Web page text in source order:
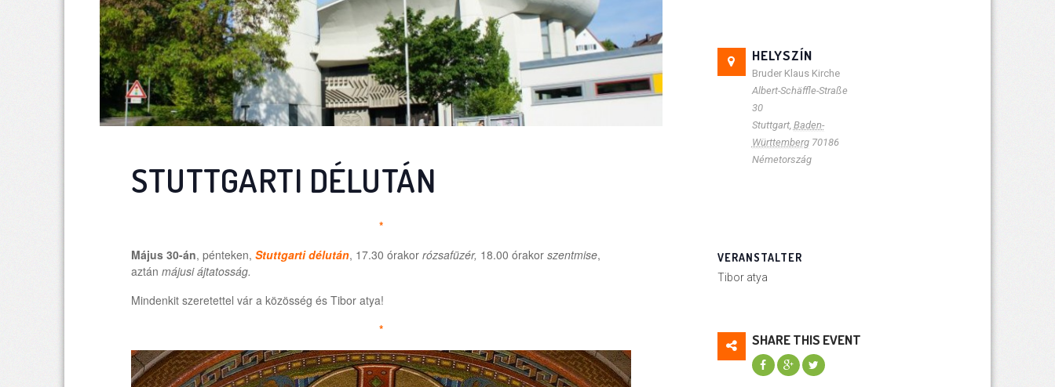
STUTTGARTI DÉLUTÁN
*
Május 30-án, pénteken, Stuttgarti délután, 17.30 órakor rózsafüzér, 18.00 órakor szentmise,
aztán májusi ájtatosság.
Mindenkit szeretettel vár a közösség és Tibor atya!
*
HELYSZÍN
Bruder Klaus Kirche
Albert-Schäffle-Straße
30
Stuttgart, Baden-
Württemberg 70186
Németország
VERANSTALTER
Tibor atya
SHARE THIS EVENT